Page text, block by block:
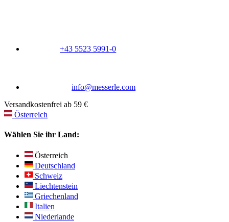
+43 5523 5991-0
info@messerle.com
Versandkostenfrei ab 59 €
Österreich
Wählen Sie ihr Land:
Österreich
Deutschland
Schweiz
Liechtenstein
Griechenland
Italien
Niederlande